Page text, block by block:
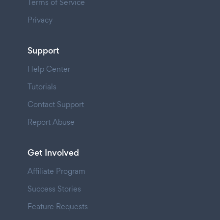
Terms of Service
Privacy
Support
Help Center
Tutorials
Contact Support
Report Abuse
Get Involved
Affiliate Program
Success Stories
Feature Requests